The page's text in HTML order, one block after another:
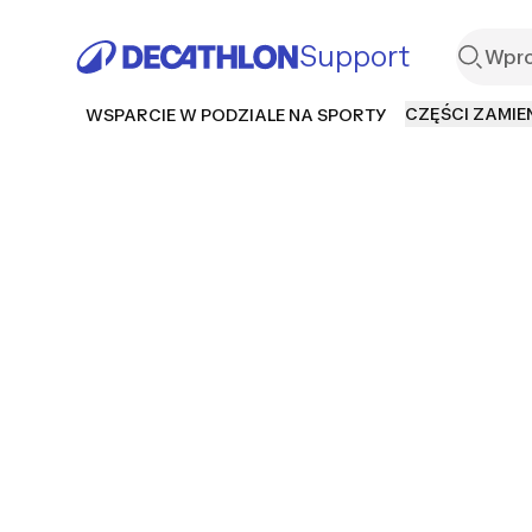
Support
WSPARCIE W PODZIALE NA SPORTY CZĘŚCI